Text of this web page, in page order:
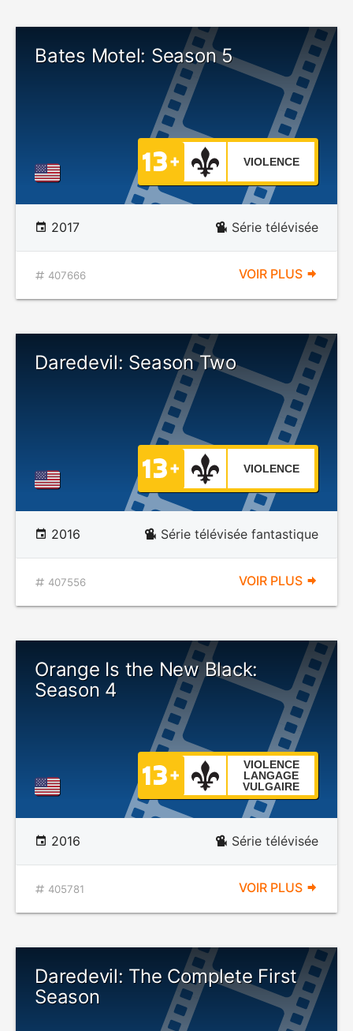
Bates Motel: Season 5
VIOLENCE
2017 Série télévisée
407666 VOIR PLUS
Daredevil: Season Two
VIOLENCE
2016 Série télévisée fantastique
407556 VOIR PLUS
Orange Is the New Black:
Season 4
VIOLENCE
LANGAGE
VULGAIRE
2016 Série télévisée
405781 VOIR PLUS
Daredevil: The Complete First
Season